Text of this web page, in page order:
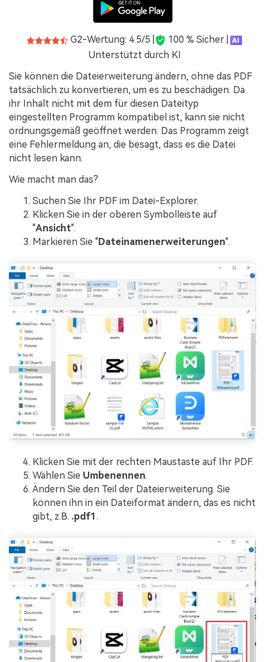
G2-Wertung: 4.5/5 |
100 % Sicher |
Unterstützt durch KI
Sie können die Dateierweiterung ändern, ohne das PDF
tatsächlich zu konvertieren, um es zu beschädigen. Da
ihr Inhalt nicht mit dem für diesen Dateityp
eingestellten Programm kompatibel ist, kann sie nicht
ordnungsgemäß geöffnet werden. Das Programm zeigt
eine Fehlermeldung an, die besagt, dass es die Datei
nicht lesen kann.
Wie macht man das?
Suchen Sie Ihr PDF im Datei-Explorer.
Klicken Sie in der oberen Symbolleiste auf
"Ansicht".
Markieren Sie "Dateinamenerweiterungen".
Klicken Sie mit der rechten Maustaste auf Ihr PDF.
Wählen Sie Umbenennen.
Ändern Sie den Teil der Dateierweiterung. Sie
können ihn in ein Dateiformat ändern, das es nicht
gibt, z.B. .pdf1.